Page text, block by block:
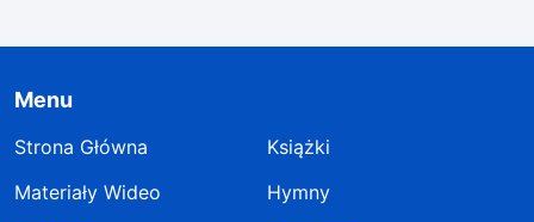
Menu
Strona Główna
Książki
Materiały Wideo
Hymny